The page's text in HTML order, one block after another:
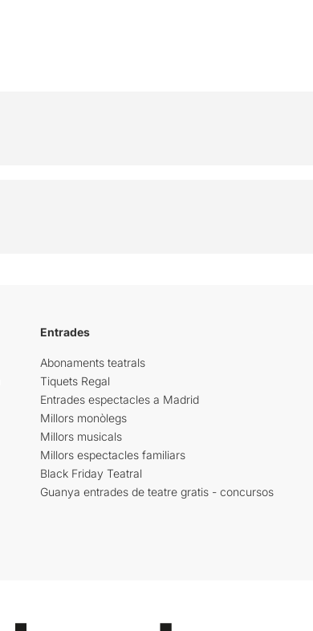
Entrades
Abonaments teatrals
Tiquets Regal
Entrades espectacles a Madrid
Millors monòlegs
Millors musicals
Millors espectacles familiars
Black Friday Teatral
Guanya entrades de teatre gratis - concursos